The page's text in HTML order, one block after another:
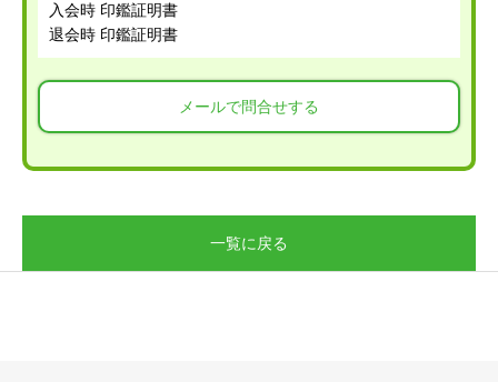
入会時 印鑑証明書
退会時 印鑑証明書
メールで問合せする
一覧に戻る